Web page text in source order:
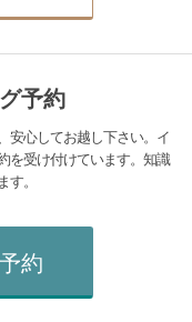
予約
安心してお越し下さい。イ
を受け付けています。知識
。
約